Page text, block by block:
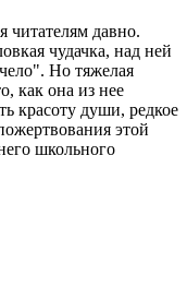
читателям давно.
чудачка, над ней
Но тяжелая
как она из нее
красоту души, редкое
этой
школьного